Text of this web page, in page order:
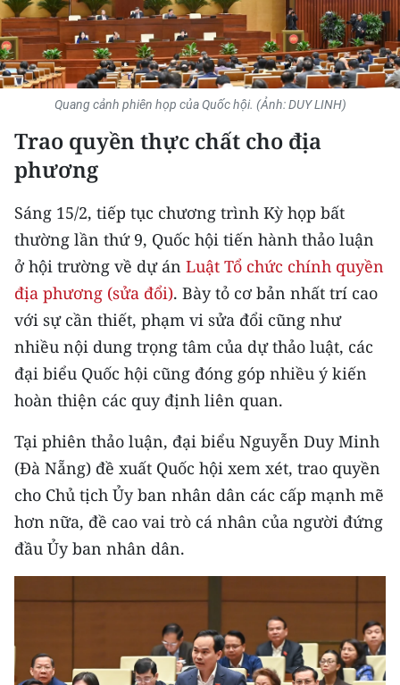
BẠN ĐỌC
KIỂM CHỨNG THÔNG TIN
TRI THỨC CHUYÊN SÂU
54 DÂN TỘC VIỆT NAM
MỘT SẢN PHẨM
RADIO
MEDIA CENTER
E-Magazine
Video
Media Chính trị
Media Kinh tế
Media Văn hóa
Media Xã hội
Media Pháp luật
Media Thế giới
Quang cảnh phiên họp của Quốc hội. (Ảnh: DUY LINH)
Trao quyền thực chất cho địa
phương
Sáng 15/2, tiếp tục chương trình Kỳ họp bất
thường lần thứ 9, Quốc hội tiến hành thảo luận
ở hội trường về dự án Luật Tổ chức chính quyền
địa phương (sửa đổi). Bày tỏ cơ bản nhất trí cao
với sự cần thiết, phạm vi sửa đổi cũng như
nhiều nội dung trọng tâm của dự thảo luật, các
đại biểu Quốc hội cũng đóng góp nhiều ý kiến
hoàn thiện các quy định liên quan.
Tại phiên thảo luận, đại biểu Nguyễn Duy Minh
(Đà Nẵng) đề xuất Quốc hội xem xét, trao quyền
cho Chủ tịch Ủy ban nhân dân các cấp mạnh mẽ
hơn nữa, đề cao vai trò cá nhân của người đứng
đầu Ủy ban nhân dân.